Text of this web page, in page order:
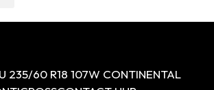
235/60 R18 107W CONTINENTAL